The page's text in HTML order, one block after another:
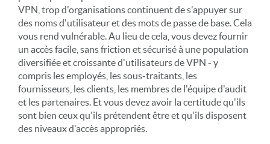
VPN, trop d'organisations continuent de s'appuyer sur
des noms d'utilisateur et des mots de passe de base. Cela
vous rend vulnérable. Au lieu de cela, vous devez fournir
un accès facile, sans friction et sécurisé à une population
diversifiée et croissante d'utilisateurs de VPN - y
compris les employés, les sous-traitants, les
fournisseurs, les clients, les membres de l'équipe d'audit
et les partenaires. Et vous devez avoir la certitude qu'ils
sont bien ceux qu'ils prétendent être et qu'ils disposent
des niveaux d'accès appropriés.